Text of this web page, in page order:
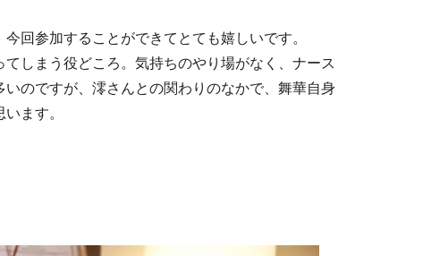
回参加することができてとても嬉しいです。
しまう役どころ。気持ちのやり場がなく、ナース
のですが、澪さんとの関わりのなかで、舞華自身
ます。